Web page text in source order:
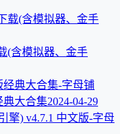
(含模拟器、金手
典大合集2024-04-29